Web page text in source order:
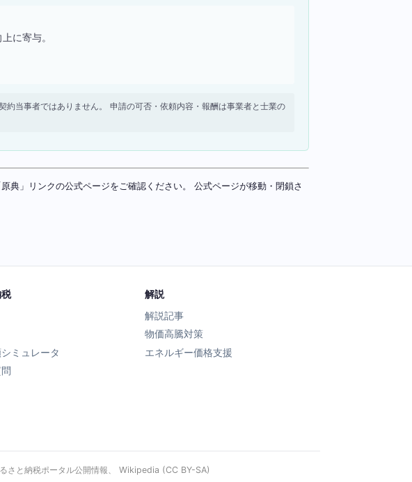
に寄与。
当事者ではありません。 申請の可否・依頼内容・報酬は事業者と士業の
」リンクの公式ページをご確認ください。 公式ページが移動・閉鎖さ
ミュレータ
解説
解説記事
物価高騰対策
エネルギー価格支援
さと納税ポータル公開情報、 Wikipedia (CC BY-SA)